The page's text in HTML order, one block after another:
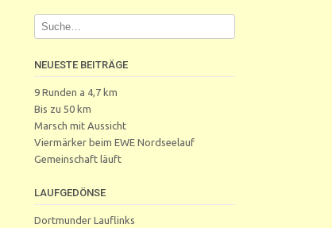
NEUESTE BEITRÄGE
9 Runden a 4,7 km
Bis zu 50 km
Marsch mit Aussicht
Viermärker beim EWE Nordseelauf
Gemeinschaft läuft
LAUFGEDÖNSE
Dortmunder Lauflinks